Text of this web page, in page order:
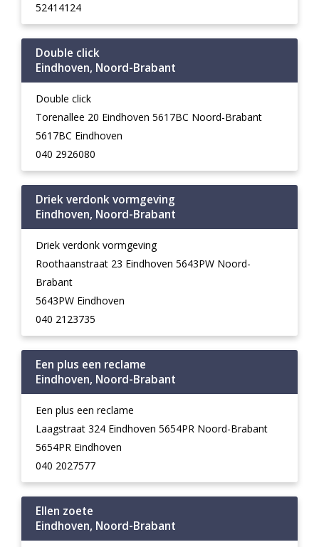
52414124
Double click
Eindhoven, Noord-Brabant
Double click
Torenallee 20 Eindhoven 5617BC Noord-Brabant
5617BC Eindhoven
040 2926080
Driek verdonk vormgeving
Eindhoven, Noord-Brabant
Driek verdonk vormgeving
Roothaanstraat 23 Eindhoven 5643PW Noord-
Brabant
5643PW Eindhoven
040 2123735
Een plus een reclame
Eindhoven, Noord-Brabant
Een plus een reclame
Laagstraat 324 Eindhoven 5654PR Noord-Brabant
5654PR Eindhoven
040 2027577
Ellen zoete
Eindhoven, Noord-Brabant